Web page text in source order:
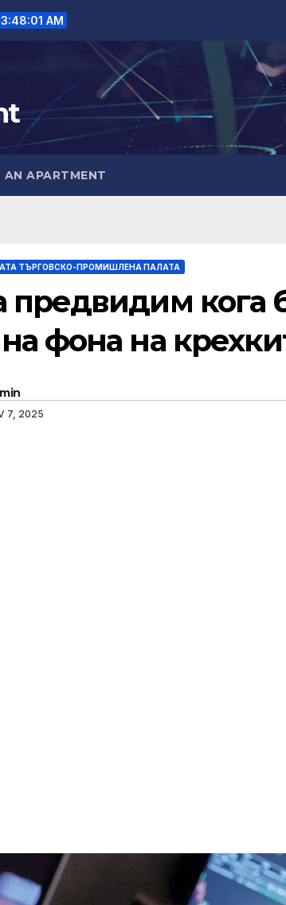
3:48:03 AM
AN APARTMENT
ТЪРГОВСКО-ПРОМИШЛЕНА ПАЛАТА
предвидим кога
фона на
7, 2025